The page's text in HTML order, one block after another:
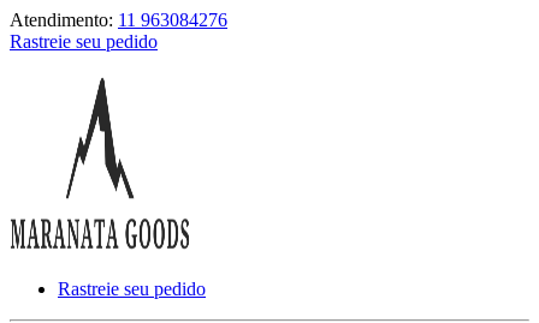
Atendimento: 11 963084276
Rastreie seu pedido
Rastreie seu pedido